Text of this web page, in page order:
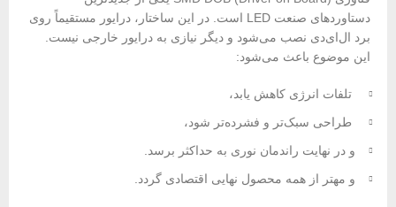
دستاوردهای صنعت LED است. در این ساختار، درایور مستقیماً روی
برد ال‌ای‌دی نصب می‌شود و دیگر نیازی به درایور خارجی نیست.
این موضوع باعث می‌شود:
تلفات انرژی کاهش یابد،
طراحی سبک‌تر و فشرده‌تر شود،
و در نهایت راندمان نوری به حداکثر برسد.
و مهتر از همه محصول نهایی اقتصادی گردد.